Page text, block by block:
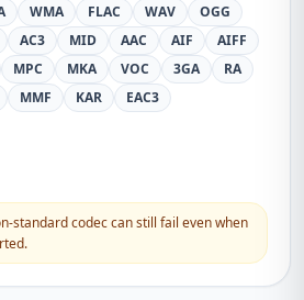
WMA FLAC WAV
OGG
AC3 MID AAC AIF
AIFF
MPC MKA VOC 3GA
RA
MMF KAR EAC3
standard codec can still fail even when